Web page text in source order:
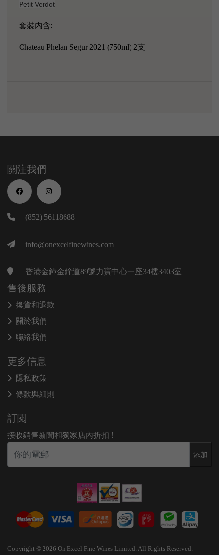
Petit Verdot
套裝內含:
Chateau Phelan Segur 2021 (750ml) 2支
關注我們
(852) 56118688
info@onexcelfinewines.com
香港金鐘金鐘道89號力寶中心一座34樓3403室
售後服務
換貨和退款
關於我們
聯絡我們
更多信息
隱私政策
條款與細則
訂閱
接收銷售新聞和獨家店內折扣！
添加
Copyright © 2026 On Excel Fine Wines Limited. All Rights Reserved.